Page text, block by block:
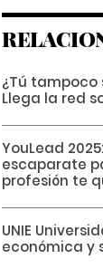
¿Tú tampoco
Llega la red
YouLead
escaparate
profesión te
UNIE
económica y